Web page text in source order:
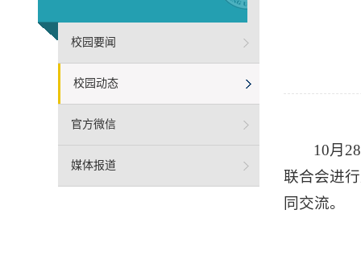
校园要闻
校园动态
官方微信
媒体报道
10月
联合会进
同交流。